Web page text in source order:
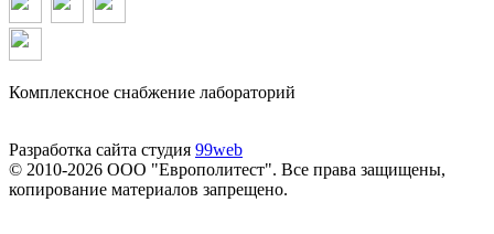
Комплексное снабжение лабораторий
Разработка сайта студия 99web
© 2010-2026 ООО "Европолитест". Все права защищены,
копирование материалов запрещено.